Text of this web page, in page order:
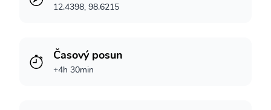
12.4398, 98.6215
Časový posun
+4h 30min